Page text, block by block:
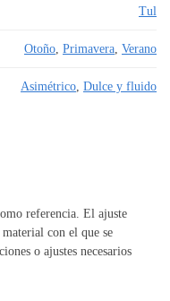
Tul
Otoño Primavera Verano
Asimétrico Dulce y fluido
referencia. El ajuste
con el que se
o ajustes necesarios